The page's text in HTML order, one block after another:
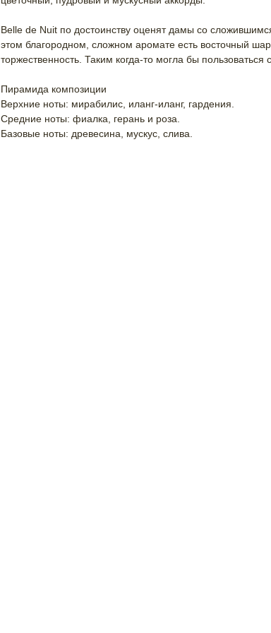
Belle de Nuit по достоинству оценят дамы со
этом благородном, сложном аромате есть восточный
торжественность. Таким когда-то могла бы
Пирамида композиции
Верхние ноты: мирабилис, иланг-иланг, гардения.
Средние ноты: фиалка, герань и роза.
Базовые ноты: древесина, мускус, слива.